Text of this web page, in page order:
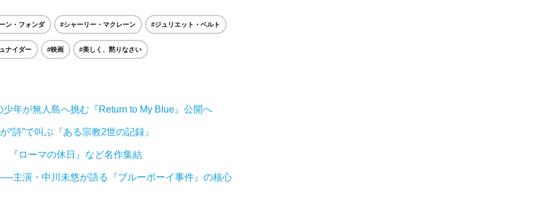
ン・フォンダ #シャーリー・マクレーン #ジュリエット・ベルト
ナイダー #映画 #美しく、黙りなさい
年が無人島へ挑む『Return to My Blue』公開へ
詩”で叫ぶ『ある宗教2世の記録』
『ローマの休日』など名作集結
主演・中川未悠が語る『ブルーボーイ事件』の核心